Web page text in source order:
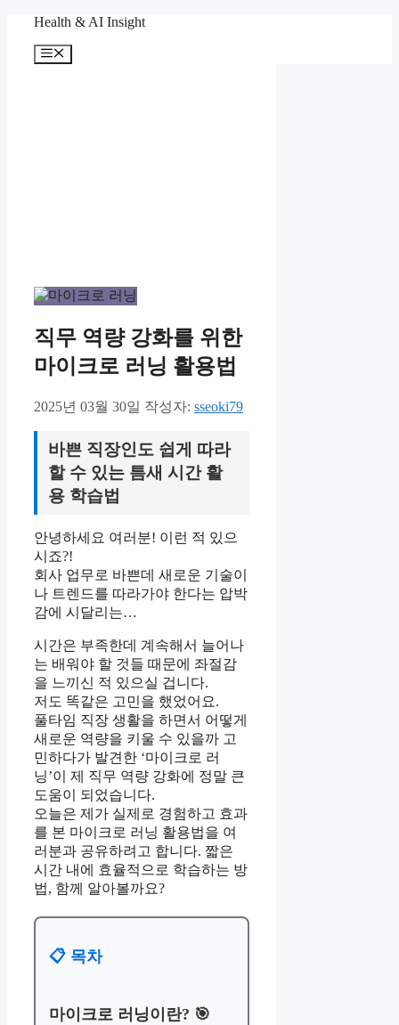
Health & AI Insight
메
직무 역량 강화를 위한
마이크로 러닝 활용법
2025년 03월 30일 작성자: sseoki79
바쁜 직장인도 쉽게 따라
할 수 있는 틈새 시간 활
용 학습법
안녕하세요 여러분! 이런 적 있으
시죠?!
회사 업무로 바쁜데 새로운 기술이
나 트렌드를 따라가야 한다는 압박
감에 시달리는…
시간은 부족한데 계속해서 늘어나
는 배워야 할 것들 때문에 좌절감
을 느끼신 적 있으실 겁니다.
저도 똑같은 고민을 했었어요.
풀타임 직장 생활을 하면서 어떻게
새로운 역량을 키울 수 있을까 고
민하다가 발견한 ‘마이크로 러
닝’이 제 직무 역량 강화에 정말 큰
도움이 되었습니다.
오늘은 제가 실제로 경험하고 효과
를 본 마이크로 러닝 활용법을 여
러분과 공유하려고 합니다. 짧은
시간 내에 효율적으로 학습하는 방
법, 함께 알아볼까요?
📋 목차
마이크로 러닝이란? 🎯